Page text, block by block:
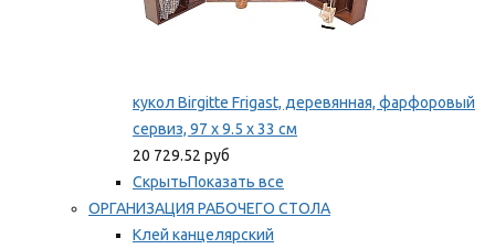
кукол Birgitte Frigast, деревянная, фарфоровый
сервиз, 97 x 9.5 x 33 см
20 729.52 руб
СкрытьПоказать все
ОРГАНИЗАЦИЯ РАБОЧЕГО СТОЛА
Клей канцелярский